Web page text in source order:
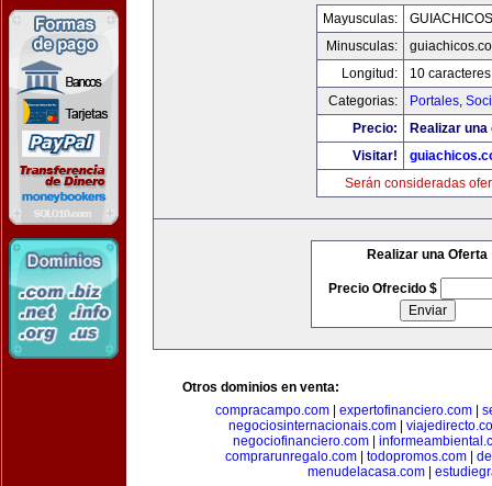
Mayusculas:
Minusculas:
Longitud:
10 caracteres
Categorias:
Portales,
Precio:
Realizar
Visitar!
Serán consideradas
Realizar una Oferta
Precio Ofrecido $
Otros dominios en venta:
compracampo.com| expertofinanciero.com|
negociosinternacionais.com
negociofinanciero.com
comprarunregalo.com| todopromos.com|
menudelacasa.com